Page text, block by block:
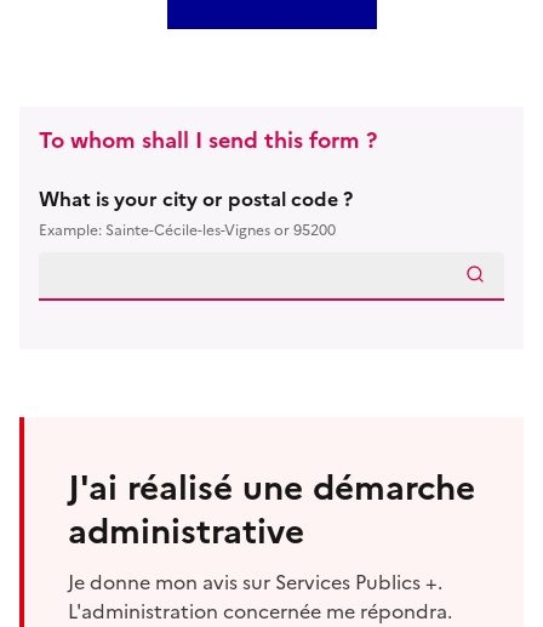
To whom shall I send this form ?
What is your city or postal code ?
Example: Sainte-Cécile-les-Vignes or 95200
J'ai réalisé une démarche
administrative
Je donne mon avis sur Services Publics +.
L'administration concernée me répondra.